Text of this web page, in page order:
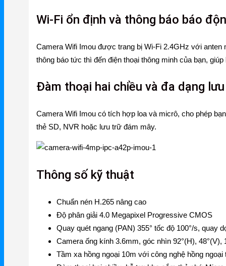
Linksys Switch
Linksys WiFi
Phụ kiện Linksys
H3C
Gateway
Switch
EnGenius
EnGenius Switch
EnGenius WiFi
Wi-Fi ổn định và thông báo báo
Camera Wifi Imou được trang bị Wi-Fi 2.4GHz với
thông báo tức thì đến điện thoại thông minh của bạn,
Đàm thoại hai chiều và đa dạng
Camera Wifi Imou có tích hợp loa và micrô, cho phép
thẻ SD, NVR hoặc lưu trữ đám mây.
Thông số kỹ thuật
Chuẩn nén H.265 nâng cao
Độ phân giải 4.0 Megapixel Progressive CMOS
Quay quét ngang (PAN) 355° tốc độ 100°/s, quay
Camera ống kính 3.6mm, góc nhìn 92°(H), 48°(V),
Tầm xa hồng ngoại 10m với công nghệ hồng ngoại